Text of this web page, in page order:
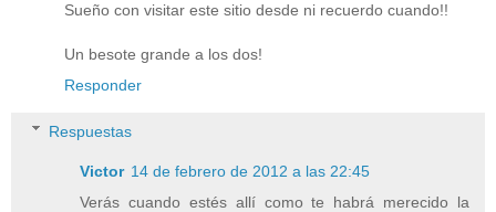
Sueño con visitar este sitio desde ni recuerdo cuando!!
Un besote grande a los dos!
Responder
Respuestas
Victor 14 de febrero de 2012 a las 22:45
Verás cuando estés allí como te habrá merecido la